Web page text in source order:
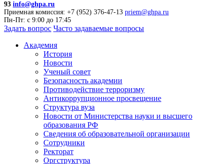
93 info@ghpa.ru
Приемная комиссия: +7 (952) 376-47-13 priem@ghpa.ru
Пн-Пт: с 9:00 до 17:45
Задать вопрос Часто задаваемые вопросы
Академия
История
Новости
Ученый совет
Безопасность академии
Противодействие терроризму
Антикоррупционное просвещение
Структура вуза
Новости от Министерства науки и высшего
образования РФ
Сведения об образовательной организации
Сотрудники
Ректорат
Оргструктура